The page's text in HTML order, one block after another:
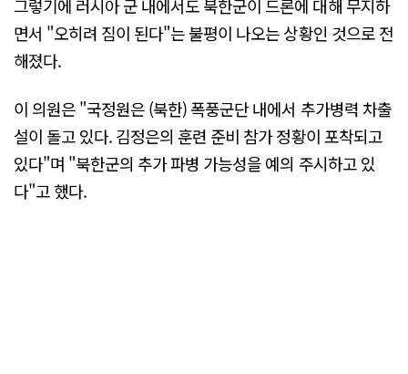
그렇기에 러시아 군 내에서도 북한군이 드론에 대해 무지하
면서 "오히려 짐이 된다"는 불평이 나오는 상황인 것으로 전
해졌다.
이 의원은 "국정원은 (북한) 폭풍군단 내에서 추가병력 차출
설이 돌고 있다. 김정은의 훈련 준비 참가 정황이 포착되고
있다"며 "북한군의 추가 파병 가능성을 예의 주시하고 있
다"고 했다.